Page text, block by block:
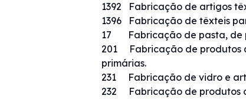
1392 Fabricação de artigos
1396 Fabricação de têxteis
17 Fabricação de pasta, de
201 Fabricação de produtos
primárias.
231 Fabricação de vidro e
232 Fabricação de produtos